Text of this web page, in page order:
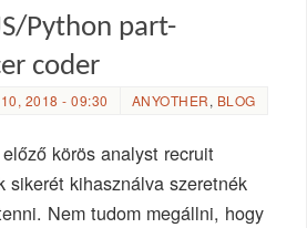
Python part-
coder
2018 - 09:30 ANYOTHER, BLOG
körös analyst recruit
sikerét kihasználva szeretnék
Nem tudom megállni, hogy